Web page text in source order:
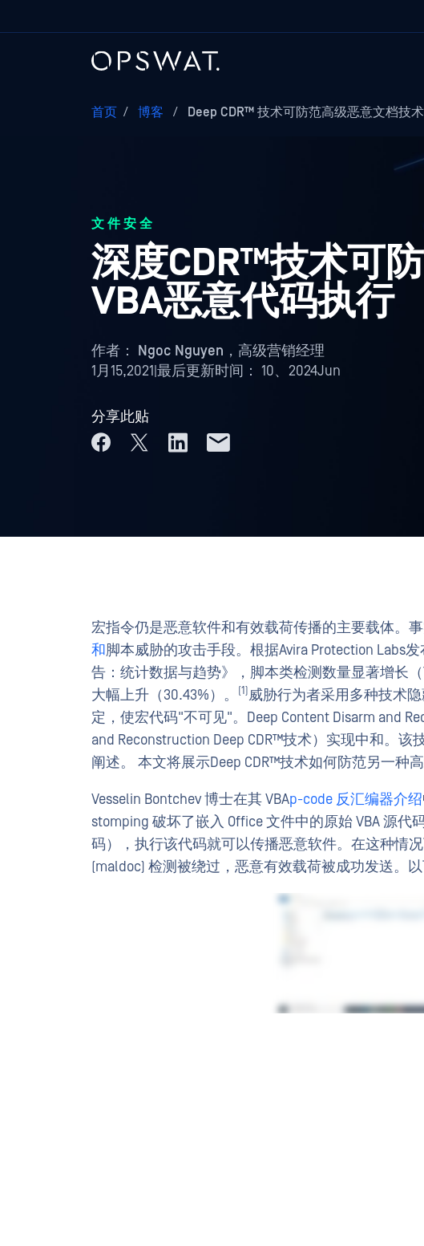
首页 / 博客 / Deep CDR™ 技术可防范高级恶意文档技
文件安全
深度CDR™技术可
VBA恶意代码执行
作者：
Ngoc Nguyen，高级营销经理
1月15,2021 最后更新时间： 10、2024Jun
分享此贴
宏指令仍是恶意软件和有效载荷传播的主要载体。
和脚本威胁的攻击手段。根据Avira Protection Labs
告：统计数据与趋势》，脚本类检测数量显著增长
大幅上升（30.43%）。­
(1)威胁行为者采用多种技术
定，使宏代码"不可见"。Deep Content Disarm and
and Reconstruction Deep CDR™技术）实现中和。
阐述。 本文将展示Deep CDR™技术如何防范另一种
Vesselin Bontchev 博士在其 VBAp-code 反汇编器介绍
stomping 破坏了嵌入 Office 文件中的原始 VBA 源
码），执行该代码就可以传播恶意软件。在这种情
(maldoc) 检测被绕过，恶意有效载荷被成功发送。以